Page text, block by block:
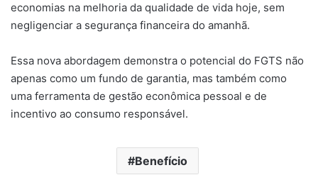
economias na melhoria da qualidade de vida hoje, sem
negligenciar a segurança financeira do amanhã.
Essa nova abordagem demonstra o potencial do FGTS não
apenas como um fundo de garantia, mas também como
uma ferramenta de gestão econômica pessoal e de
incentivo ao consumo responsável.
Benefício